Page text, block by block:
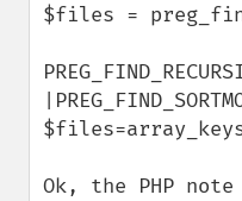
$files =
Ok, the PHP